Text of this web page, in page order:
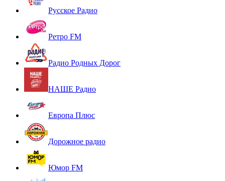
Русское Радио
Ретро FM
Радио Родных Дорог
НАШЕ Радио
Европа Плюс
Дорожное радио
Юмор FM